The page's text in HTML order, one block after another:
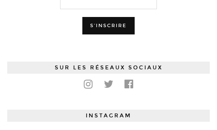
SUR LES RÉSEAUX SOCIAUX
INSTAGRAM